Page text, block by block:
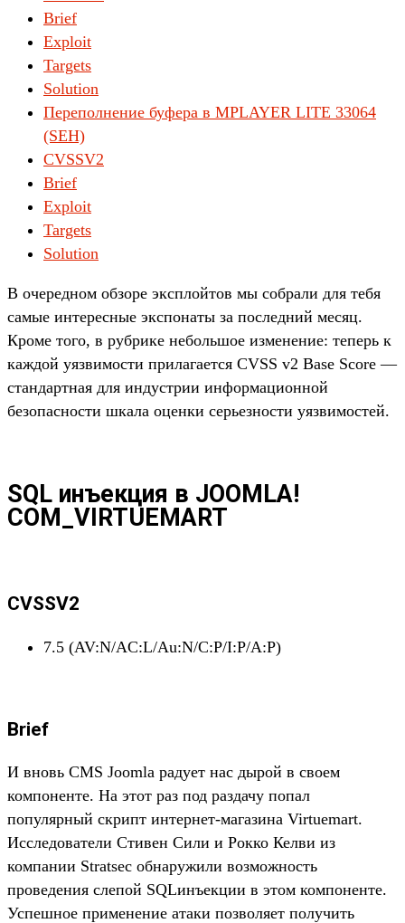
Brief
Exploit
Targets
Solution
Переполнение буфера в MPLAYER LITE 33064
(SEH)
CVSSV2
Brief
Exploit
Targets
Solution
В очередном обзоре эксплойтов мы собрали для тебя
самые интересные экспонаты за последний месяц.
Кроме того, в рубрике небольшое изменение: теперь к
каждой уязвимости прилагается CVSS v2 Base Score —
стандартная для индустрии информационной
безопасности шкала оценки серьезности уязвимостей.
SQL инъекция в JOOMLA!
COM_VIRTUEMART
CVSSV2
7.5 (AV:N/AC:L/Au:N/C:P/I:P/A:P)
Brief
И вновь CMS Joomla радует нас дырой в своем
компоненте. На этот раз под раздачу попал
популярный скрипт интернет-магазина Virtuemart.
Исследователи Стивен Сили и Рокко Келви из
компании Stratsec обнаружили возможность
проведения слепой SQLинъекции в этом компоненте.
Успешное применение атаки позволяет получить